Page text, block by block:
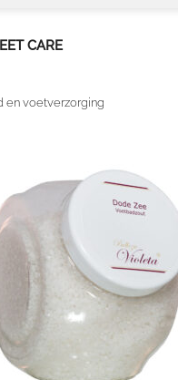
CARE
en voetverzorging